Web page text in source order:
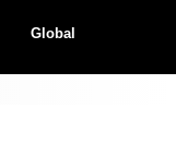
Global